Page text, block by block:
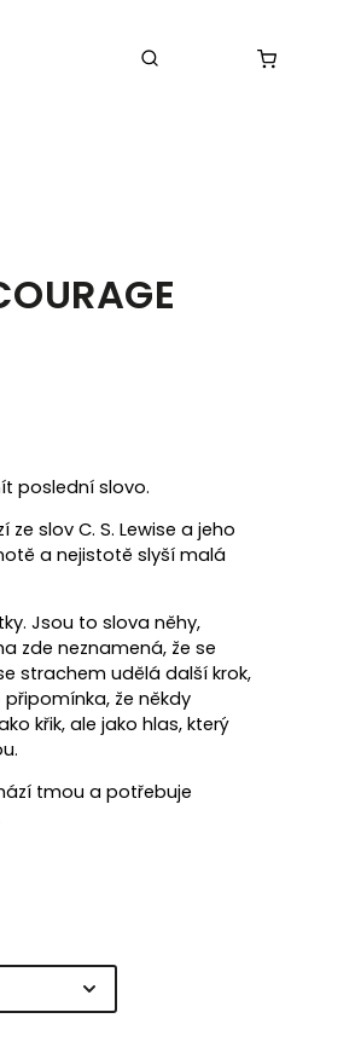
poslední slovo.
ze slov C. S. Lewise a jeho
a nejistotě slyší malá
Jsou to slova něhy,
zde neznamená, že se
strachem udělá další krok,
že někdy
křik, ale jako hlas, který
tmou a potřebuje